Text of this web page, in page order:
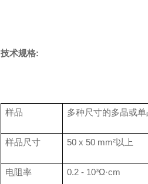
技术规格:
样品 多种尺寸的多晶或单
样品尺寸 50 x 50 mm²以上
电阻率 0.2 - 10³Ω·cm